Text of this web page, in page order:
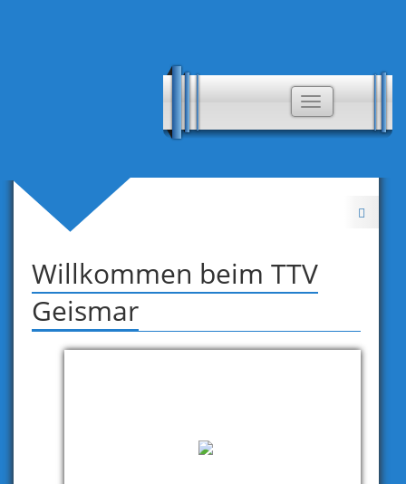
Toggle
navigation
Willkommen beim TTV
Geismar